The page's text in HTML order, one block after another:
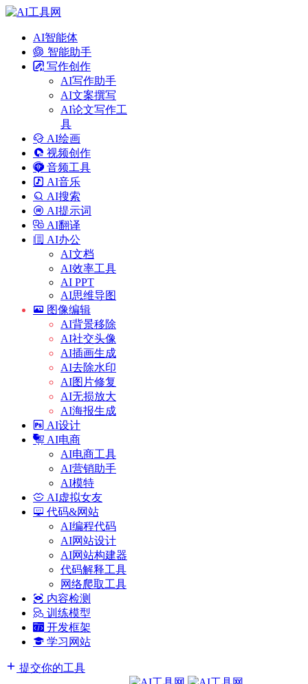
AI智能体
智能助手
写作创作
AI写作助手
AI文案撰写
AI论文写作工
具
AI绘画
视频创作
音频工具
AI音乐
AI搜索
AI提示词
AI翻译
AI办公
AI文档
AI效率工具
AI PPT
AI思维导图
图像编辑
AI背景移除
AI社交头像
AI插画生成
AI去除水印
AI图片修复
AI无损放大
AI海报生成
AI设计
AI电商
AI电商工具
AI营销助手
AI模特
AI虚拟女友
代码&网站
AI编程代码
AI网站设计
AI网站构建器
代码解释工具
网络爬取工具
内容检测
训练模型
开发框架
学习网站
提交你的工具